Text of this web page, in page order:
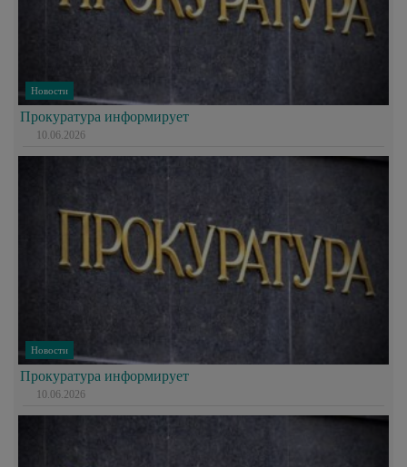
Новости
Прокуратура информирует
10.06.2026
Новости
Прокуратура информирует
10.06.2026